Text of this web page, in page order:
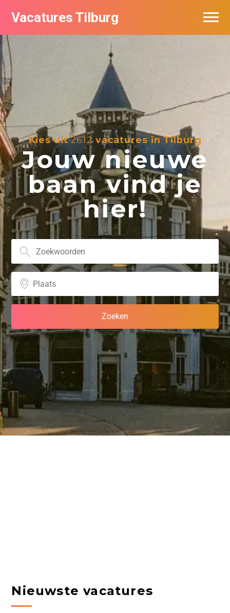
Vacatures Tilburg
Kies uit2612vacatures in Tilburg
Jouw nieuwe
baan vind je
hier!
Nieuwste vacatures
Vacatures per bedrijf
De populairste vacatures in Tilburg